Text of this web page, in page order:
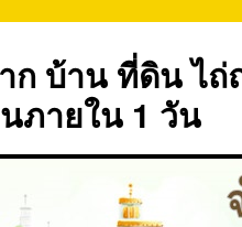
ก บ้าน ที่ดิน ไ
ภายใน 1 วัน